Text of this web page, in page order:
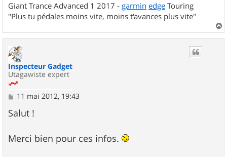
Giant Trance Advanced 1 2017 - garmin edge Touring
"Plus tu pédales moins vite, moins t'avances plus vite"
a
Inspecteur Gadget
Utagawiste expert
M
s
s
g
e
11 mai 2012, 19:43
Salut !
Merci bien pour ces infos.